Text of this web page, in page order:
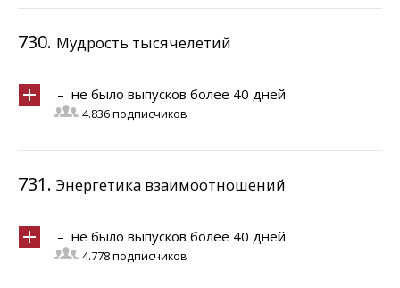
730. Мудрость тысячелетий
– не было выпусков более 40 дней
4.836 подписчиков
731. Энергетика взаимоотношений
– не было выпусков более 40 дней
4.778 подписчиков